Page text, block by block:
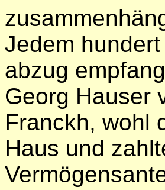
Jedem
abzug
Georg Hauser
Franckh, wohl
Haus und